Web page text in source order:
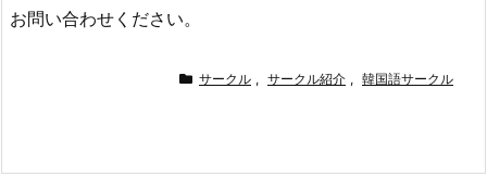
お問い合わせください。
サークル , サークル紹介 , 韓国語サークル